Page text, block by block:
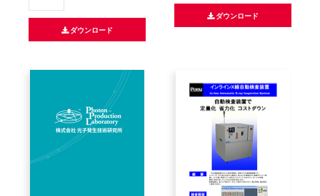
ダウンロード
ダウンロード